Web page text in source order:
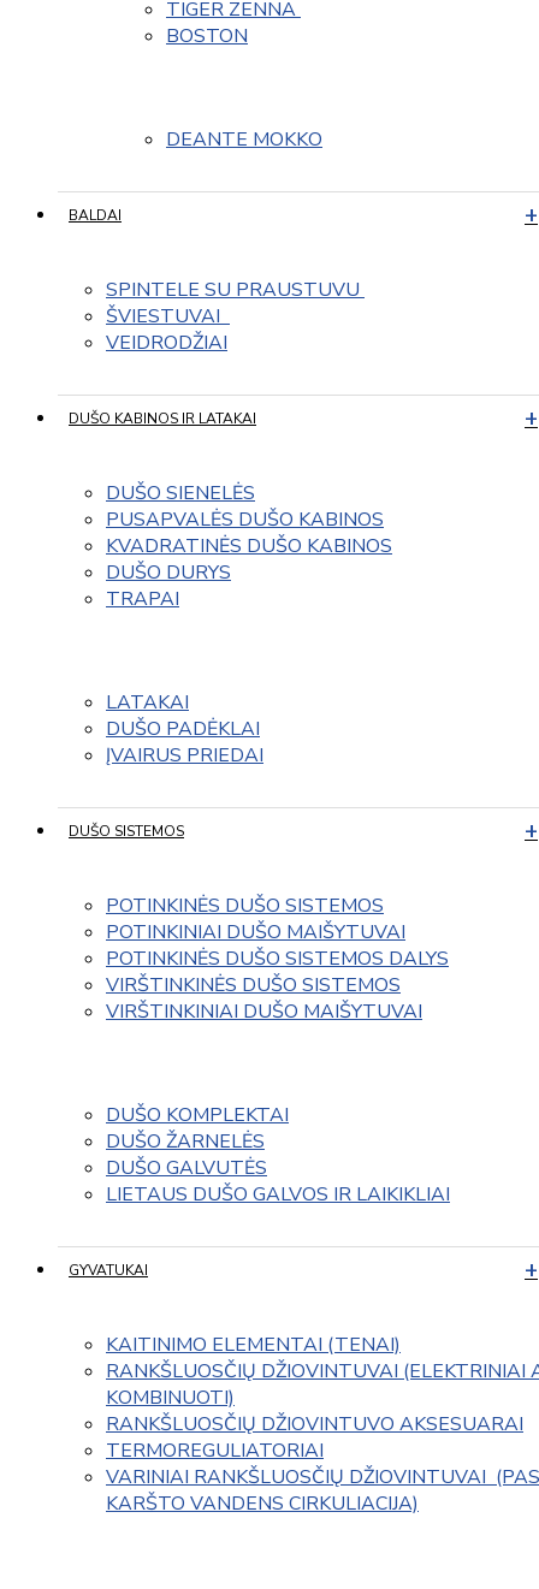
TIGER ZENNA
BOSTON
DEANTE MOKKO
BALDAI
SPINTELE SU PRAUSTUVU
ŠVIESTUVAI
VEIDRODŽIAI
DUŠO KABINOS IR LATAKAI
DUŠO SIENELĖS
PUSAPVALĖS DUŠO KABINOS
KVADRATINĖS DUŠO KABINOS
DUŠO DURYS
TRAPAI
LATAKAI
DUŠO PADĖKLAI
ĮVAIRUS PRIEDAI
DUŠO SISTEMOS
POTINKINĖS DUŠO SISTEMOS
POTINKINIAI DUŠO MAIŠYTUVAI
POTINKINĖS DUŠO SISTEMOS DALYS
VIRŠTINKINĖS DUŠO SISTEMOS
VIRŠTINKINIAI DUŠO MAIŠYTUVAI
DUŠO KOMPLEKTAI
DUŠO ŽARNELĖS
DUŠO GALVUTĖS
LIETAUS DUŠO GALVOS IR LAIKIKLIAI
GYVATUKAI
KAITINIMO ELEMENTAI (TENAI)
RANKŠLUOSČIŲ DŽIOVINTUVAI (ELEKTRINIAI
KOMBINUOTI)
RANKŠLUOSČIŲ DŽIOVINTUVO AKSESUARAI
TERMOREGULIATORIAI
VARINIAI RANKŠLUOSČIŲ DŽIOVINTUVAI
KARŠTO VANDENS CIRKULIACIJA)